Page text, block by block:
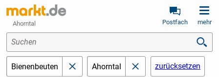
Ahorntal Postfach mehr
Suchen
Bienenbeuten schließenAhorntal schließenzurücksetzen